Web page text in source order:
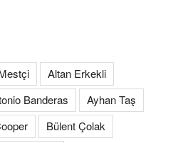
Altan Erkekli
Banderas
Ayhan Taş
Bülent Çolak